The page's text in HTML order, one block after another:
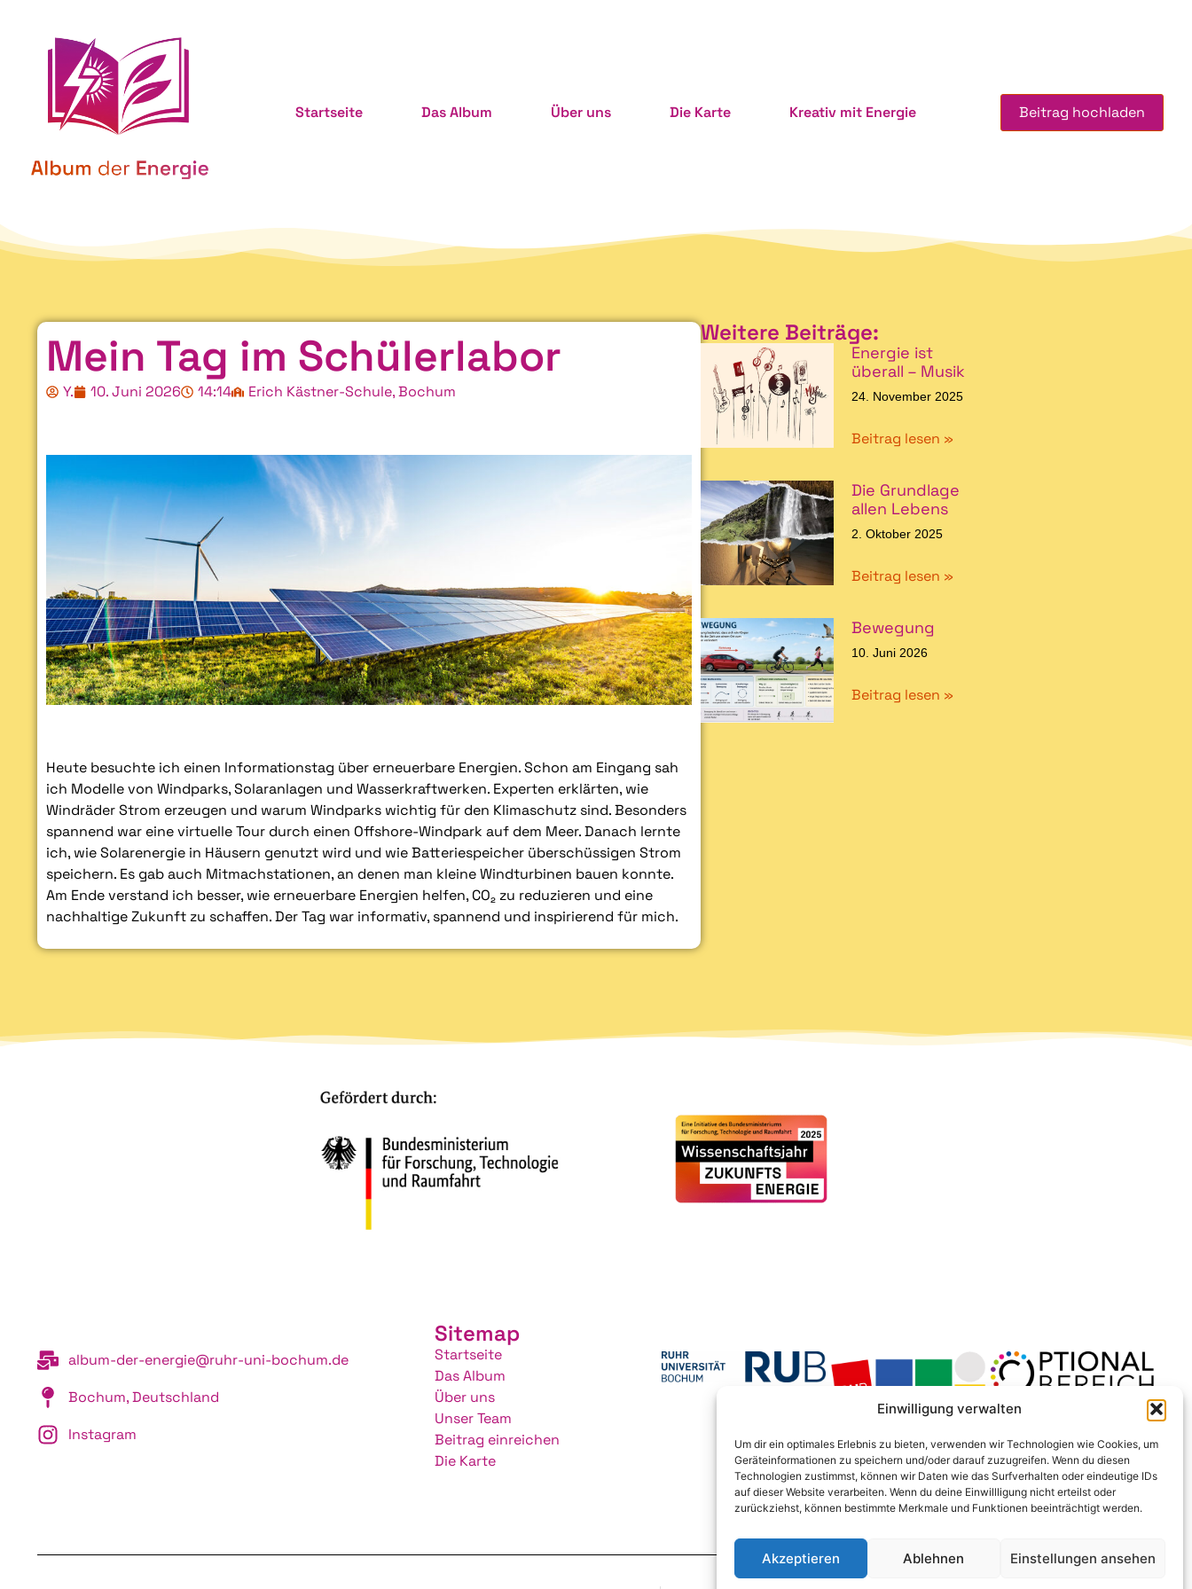
Einwilligung verwalten
Um dir ein optimales Erlebnis zu bieten, verwenden wir Technologien wie Cookies, um
Geräteinformationen zu speichern und/oder darauf zuzugreifen. Wenn du diesen
Technologien zustimmst, können wir Daten wie das Surfverhalten oder eindeutige IDs
auf dieser Website verarbeiten. Wenn du deine Einwillligung nicht erteilst oder
zurückziehst, können bestimmte Merkmale und Funktionen beeinträchtigt werden.
Akzeptieren Ablehnen Einstellungen ansehen
Startseite Das Album Über uns Die Karte Kreativ mit Energie Beitrag hochladen
Mein Tag im Schülerlabor
Y. 10. Juni 2026 14:14 Erich Kästner-Schule, Bochum
Heute besuchte ich einen Informationstag über erneuerbare Energien. Schon am Eingang sah
ich Modelle von Windparks, Solaranlagen und Wasserkraftwerken. Experten erklärten, wie
Windräder Strom erzeugen und warum Windparks wichtig für den Klimaschutz sind. Besonders
spannend war eine virtuelle Tour durch einen Offshore-Windpark auf dem Meer. Danach lernte
ich, wie Solarenergie in Häusern genutzt wird und wie Batteriespeicher überschüssigen Strom
speichern. Es gab auch Mitmachstationen, an denen man kleine Windturbinen bauen konnte.
Am Ende verstand ich besser, wie erneuerbare Energien helfen, CO₂ zu reduzieren und eine
nachhaltige Zukunft zu schaffen. Der Tag war informativ, spannend und inspirierend für mich.
Weitere Beiträge:
Energie ist
überall – Musik
24. November 2025
Beitrag lesen »
Die Grundlage
allen Lebens
2. Oktober 2025
Beitrag lesen »
Bewegung
10. Juni 2026
Beitrag lesen »
album-der-energie@ruhr-uni-bochum.de
Bochum, Deutschland
Instagram
Sitemap
Startseite
Das Album
Über uns
Unser Team
Beitrag einreichen
Die Karte